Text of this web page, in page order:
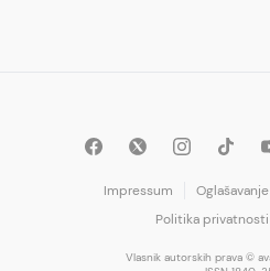
Impressum Oglašavanje
Politika privatnosti
Vlasnik autorskih prava ©